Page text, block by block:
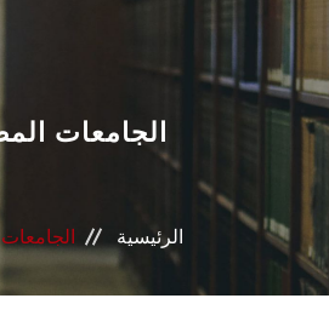
الجامعات
الرئيسية